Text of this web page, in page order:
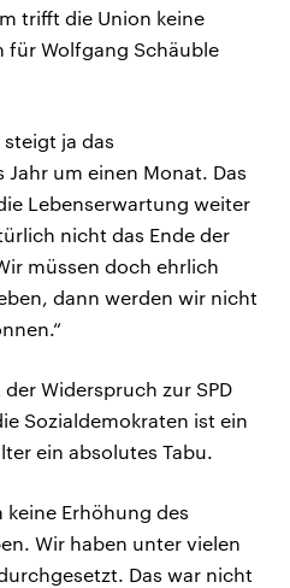
trifft die Union keine
für Wolfgang Schäuble
ja das
um einen Monat. Das
Lebenserwartung weiter
nicht das Ende der
müssen doch ehrlich
dann werden wir nicht
Widerspruch zur SPD
Sozialdemokraten ist ein
ein absolutes Tabu.
Erhöhung des
Wir haben unter vielen
Das war nicht